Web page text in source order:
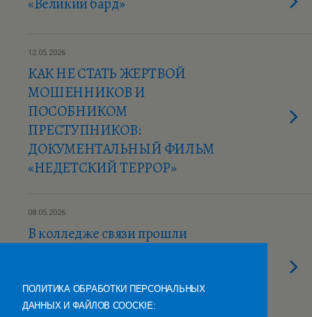
12.05.2026
КАК НЕ СТАТЬ ЖЕРТВОЙ
МОШЕННИКОВ И
ПОСОБНИКОМ
ПРЕСТУПНИКОВ:
ДОКУМЕНТАЛЬНЫЙ ФИЛЬМ
«НЕДЕТСКИЙ ТЕРРОР»
08.05.2026
В колледже связи прошли
национализм: истоки и
предотвращение»
ПОЛИТИКА ОБРАБОТКИ ПЕРСОНАЛЬНЫХ
ДАННЫХ И ФАЙЛОВ COOCKIE: